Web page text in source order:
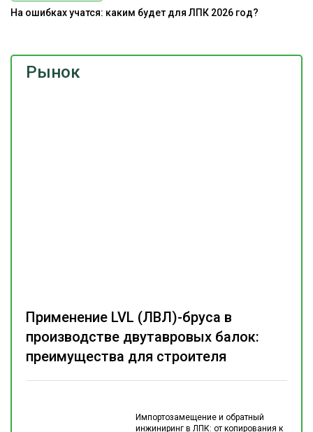
Рынок
Импортозамещение и обратный
инжиниринг в ЛПК: от копирования к
Применение LVL (ЛВЛ)-бруса в
производстве двутавровых балок:
преимущества для строителя
На ошибках учатся: каким будет для ЛПК 2026 год?